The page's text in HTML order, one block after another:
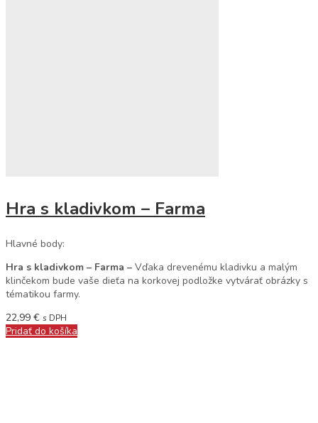
Hra s kladivkom – Farma
Hlavné body:
Hra s kladivkom – Farma – Vďaka drevenému kladivku a malým
klinčekom bude vaše dieťa na korkovej podložke vytvárať obrázky s
tématikou farmy.
22,99 € s DPH
Pridať do košíka